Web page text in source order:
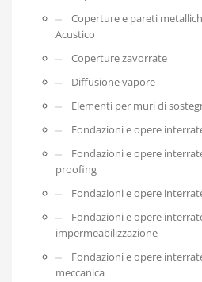
Coperture e pareti
Acustico
Coperture zavorrate
Diffusione vapore
Elementi per muri di
Fondazioni e opere
Fondazioni e opere
proofing
Fondazioni e opere
Fondazioni e opere
impermeabilizzazione
Fondazioni e opere
meccanica